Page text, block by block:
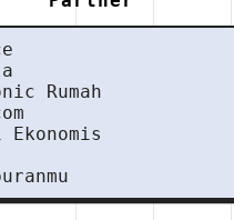
Rumah